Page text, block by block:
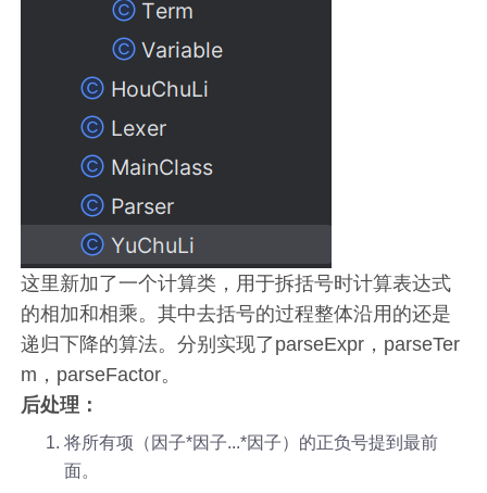
这里新加了一个计算类，用于拆括号时计算表达式
的相加和相乘。其中去括号的过程整体沿用的还是
递归下降的算法。分别实现了parseExpr，parseTer
m，parseFactor。
后处理：
将所有项（因子*因子...*因子）的正负号提到最前
面。